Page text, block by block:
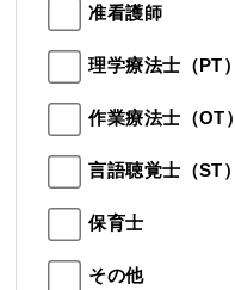
准看護師
理学療法士（PT）
作業療法士（OT）
言語聴覚士（ST）
保育士
その他